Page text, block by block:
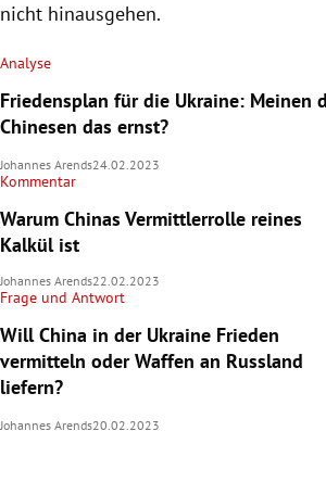
nicht hinausgehen.
Analyse
Friedensplan für die Ukraine: Meinen
Chinesen das ernst?
Johannes Arends24.02.2023
Kommentar
Warum Chinas Vermittlerrolle reines
Kalkül ist
Johannes Arends22.02.2023
Frage und Antwort
Will China in der Ukraine Frieden
vermitteln oder Waffen an Russland
liefern?
Johannes Arends20.02.2023